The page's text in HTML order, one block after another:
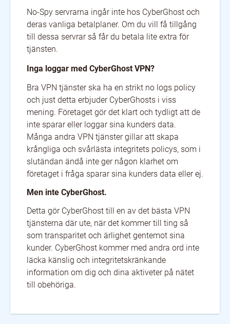
No-Spy servrarna ingår inte hos CyberGhost och
deras vanliga betalplaner. Om du vill få tillgång
till dessa servrar så får du betala lite extra för
tjänsten.
Inga loggar med CyberGhost VPN?
Bra VPN tjänster ska ha en strikt no logs policy
och just detta erbjuder CyberGhosts i viss
mening. Företaget gör det klart och tydligt att de
inte sparar eller loggar sina kunders data.
Många andra VPN tjänster gillar att skapa
krångliga och svårlästa integritets policys, som i
slutändan ändå inte ger någon klarhet om
företaget i fråga sparar sina kunders data eller ej.
Men inte CyberGhost.
Detta gör CyberGhost till en av det bästa VPN
tjänsterna där ute, när det kommer till ting så
som transparitet och ärlighet gentemot sina
kunder. CyberGhost kommer med andra ord inte
läcka känslig och integritetskränkande
information om dig och dina aktiveter på nätet
till obehöriga.